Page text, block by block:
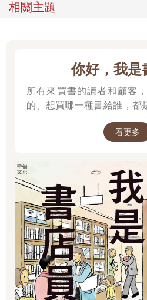
相關主題
你好，我是
所有來買書的讀者和顧客
的、想買哪一種書給誰，都
看更多